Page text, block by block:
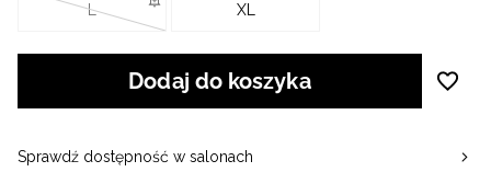
L XL
Dodaj do koszyka
Sprawdź dostępność w salonach